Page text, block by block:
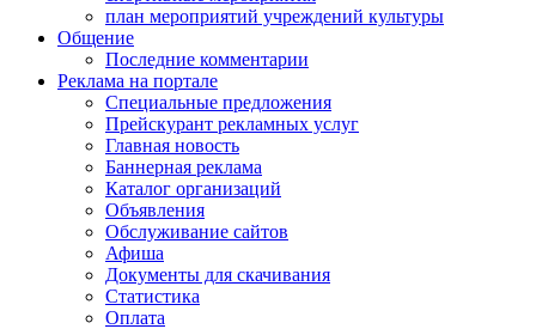
план мероприятий учреждений культуры
Общение
Последние комментарии
Реклама на портале
Специальные предложения
Прейскурант рекламных услуг
Главная новость
Баннерная реклама
Каталог организаций
Объявления
Обслуживание сайтов
Афиша
Документы для скачивания
Статистика
Оплата